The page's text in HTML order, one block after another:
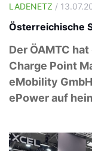
LADENETZ /
Österreichische
Der ÖAMTC
Charge Point
eMobility
ePower auf